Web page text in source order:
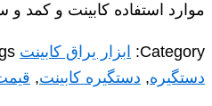
موارد استفاده کابینت و
Category: ابزار یراق کابینت
دستگیره, دستگیره کابینت,